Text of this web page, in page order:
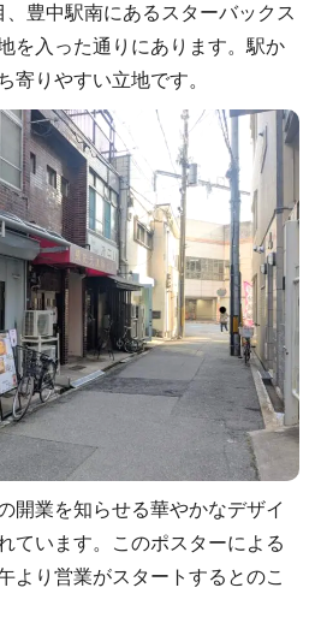
豊中駅南にあるスターバックス
を入った通りにあります。駅か
寄りやすい立地です。
開業を知らせる華やかなデザイ
ています。このポスターによる
より営業がスタートするとのこ